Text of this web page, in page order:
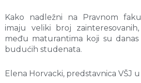
Kako nadležni na Pravnom
imaju veliki broj
među maturantima koji su
budućih studenata.
Elena Horvacki, predstavnica VŠJ